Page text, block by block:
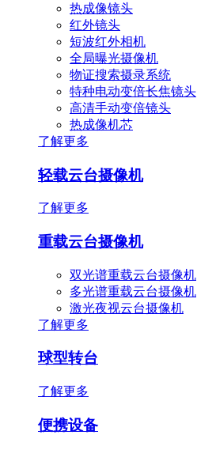
热成像镜头
红外镜头
短波红外相机
全局曝光摄像机
物证搜索摄录系统
特种电动变倍长焦镜头
高清手动变倍镜头
热成像机芯
了解更多
轻载云台摄像机
了解更多
重载云台摄像机
双光谱重载云台摄像机
多光谱重载云台摄像机
激光夜视云台摄像机
了解更多
球型转台
了解更多
便携设备